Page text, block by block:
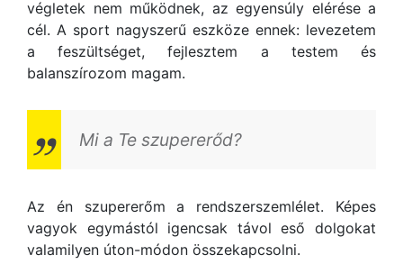
végletek nem működnek, az egyensúly elérése a
cél. A sport nagyszerű eszköze ennek: levezetem
a feszültséget, fejlesztem a testem és
balanszírozom magam.
Mi a Te szupererőd?
Az én szupererőm a rendszerszemlélet. Képes
vagyok egymástól igencsak távol eső dolgokat
valamilyen úton-módon összekapcsolni.